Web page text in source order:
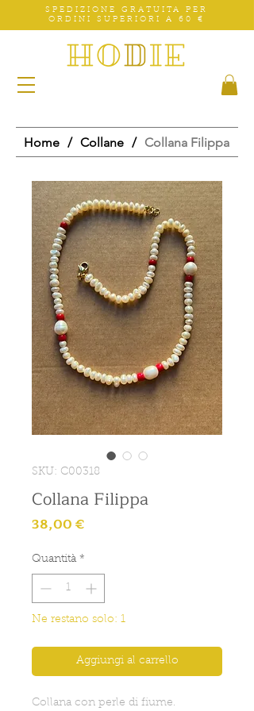
SPEDIZIONE GRATUITA PER
ORDINI SUPERIORI A 60 €
Home / Collane / Collana Filippa
SKU: C00318
Collana Filippa
38,00 €Prezzo
Quantità *
Ne restano solo: 1
Aggiungi al carrello
Collana con perle di fiume.